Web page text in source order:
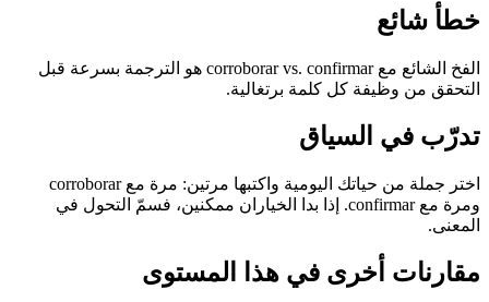
خطأ شائع
الفخ الشائع مع corroborar vs. confirmar هو الترجمة بسرعة قبل
التحقق من وظيفة كل كلمة برتغالية.
تدرّب في السياق
اختر جملة من حياتك اليومية واكتبها مرتين: مرة مع corroborar
ومرة مع confirmar. إذا بدا الخياران ممكنين، فسمّ التحول في
المعنى.
مقارنات أخرى في هذا المستوى